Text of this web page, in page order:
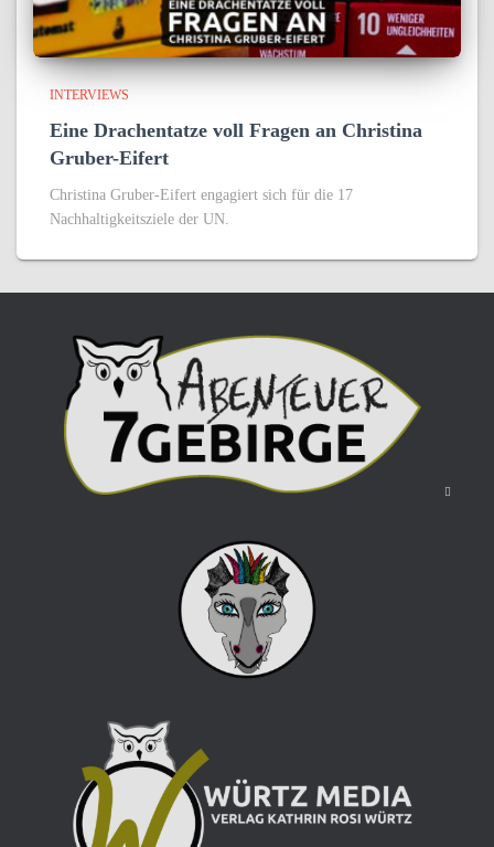
INTERVIEWS
Eine Drachentatze voll Fragen an Christina
Gruber-Eifert
Christina Gruber-Eifert engagiert sich für die 17
Nachhaltigkeitsziele der UN.